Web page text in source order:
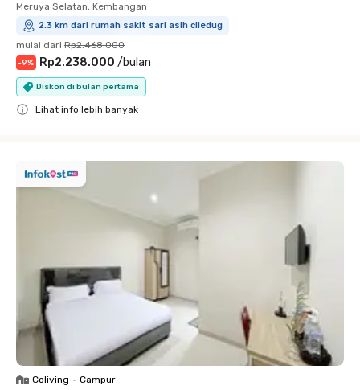
Meruya Selatan, Kembangan
2.3 km dari rumah sakit sari asih ciledug
mulai dari Rp2.468.000
-9% Rp2.238.000 /bulan
Diskon di bulan pertama
Lihat info lebih banyak
Coliving • Campur